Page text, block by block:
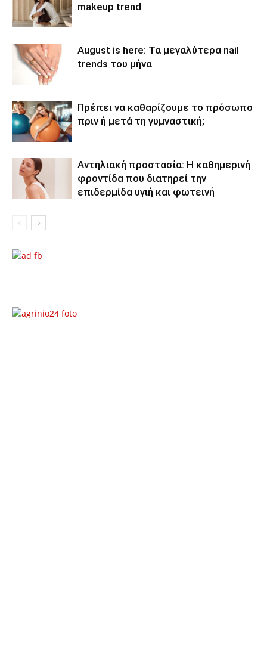
makeup trend
August is here: Τα μεγαλύτερα nail
trends του μήνα
Πρέπει να καθαρίζουμε το πρόσωπο
πριν ή μετά τη γυμναστική;
Αντηλιακή προστασία: Η καθημερινή
φροντίδα που διατηρεί την
επιδερμίδα υγιή και φωτεινή